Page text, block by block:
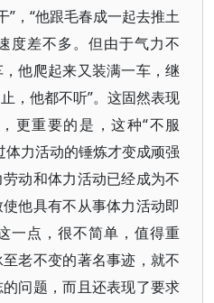
，“他跟毛春成一起去推土
度差不多。但由于气力不
他爬起来又装满一车，继
，他都不听”。这固然表现
更重要的是，这种“不服
体力活动的锤炼才变成顽强
动和体力活动已经成为不
他具有不从事体力活动即
一点，很不简单，值得重
老不变的著名事迹，就不
问题，而且还表现了要求